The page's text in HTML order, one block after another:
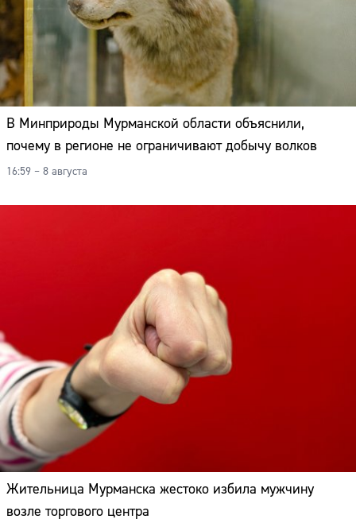
В Минприроды Мурманской области объяснили,
почему в регионе не ограничивают добычу волков
16:59 – 8 августа
Жительница Мурманска жестоко избила мужчину
возле торгового центра